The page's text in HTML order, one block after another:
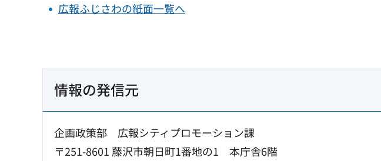
広報ふじさわの紙面一覧へ
情報の発信元
企画政策部 広報シティプロモーション課
〒251-8601 藤沢市朝日町1番地の1 本庁舎6階